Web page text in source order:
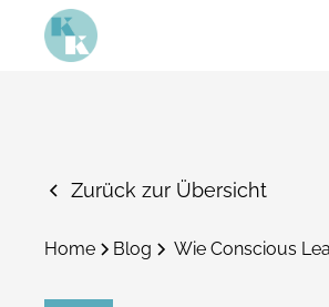
Zurück zur Übersicht
Home Blog Wie Conscious